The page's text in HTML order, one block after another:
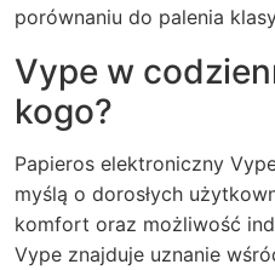
porównaniu do palenia
Vype w
kogo?
Papieros elektroniczny
myślą o dorosłych
komfort oraz możliwość
Vype znajduje uznanie